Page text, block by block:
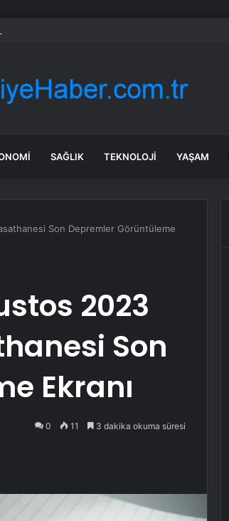
SAĞLIK TEKNOLOJI YAŞAM
Son Depremler Görüntüleme
2023
Son
Ekranı
0 11 3 dakika okuma süresi